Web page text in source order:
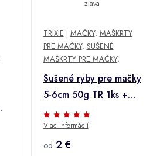
TRIXIE | MAČKY, MAŠKRTY
PRE MAČKY, SUŠENÉ
MAŠKRTY PRE MAČKY,
Sušené ryby pre mačky
5-6cm 50g TR 1ks +
Množstevná zľava
Viac informácií
od 2 €